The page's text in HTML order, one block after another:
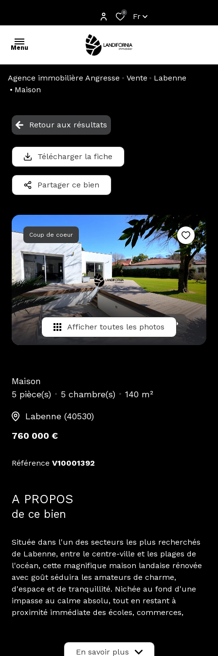
0 Fr
Menu
accueil
acheter
estimer
off
market
alerte
mail
contact
Agence immobilière Angresse Vente
Labenne
Maison
Retour aux résultats
Télécharger la fiche
Partager ce bien
Coup de coeur
Afficher toutes les photos
Maison
5 pièce(s)
5 chambre(s) 140 m²
Labenne (40530)
760 000 €
Référence V10001392
A PROPOS
de ce bien
Située dans l'un des secteurs les plus recherchés
de Labenne, entre le centre-ville et les plages de
l'océan, cette magnifique maison landaise rénovée
avec goût séduira les amateurs de charme,
d'espace et de tranquillité. Nichée au fond d'une
impasse au calme absolu, tout en restant à
proximité immédiate des écoles, commerces,
privilégié sur la Côte Sud des Landes.
En savoir plus